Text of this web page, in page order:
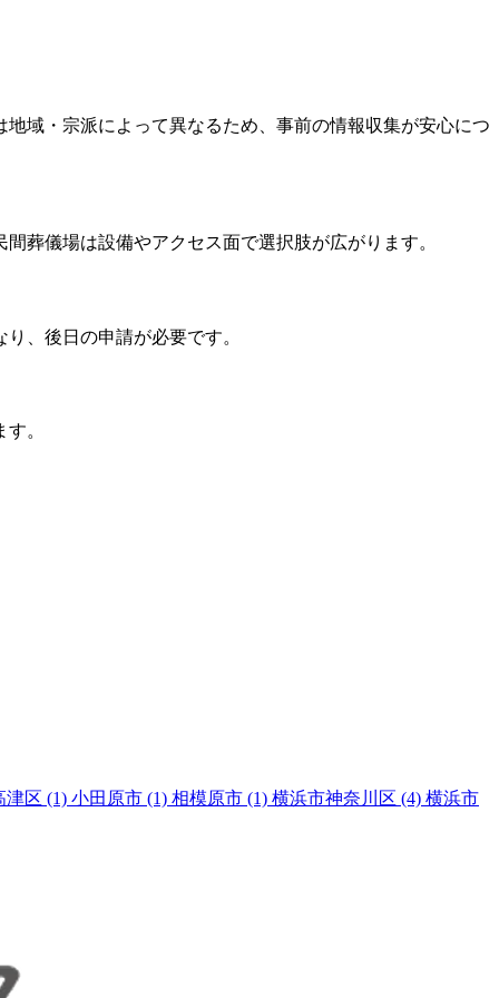
域・宗派によって異なるため、事前の情報収集が安心につ
葬儀場は設備やアクセス面で選択肢が広がります。
、後日の申請が必要です。
。
津区 (1) 小田原市 (1) 相模原市 (1) 横浜市神奈川区 (4) 横浜市